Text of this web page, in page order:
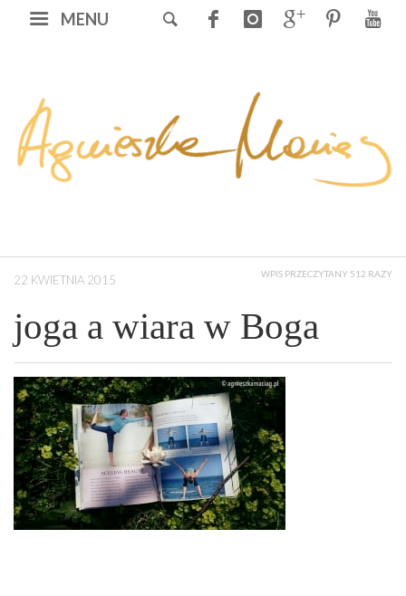
MENU
22 KWIETNIA 2015 WPIS PRZECZYTANY 512 RAZY
joga a wiara w Boga